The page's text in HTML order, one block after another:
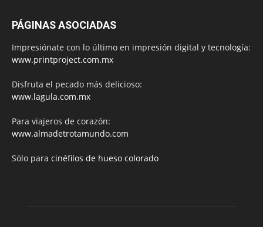
PÁGINAS ASOCIADAS
Impresiónate con lo último en impresión digital y tecnología:
www.printproject.com.mx
Disfruta el pecado más delicioso:
www.lagula.com.mx
Para viajeros de corazón:
www.almadetrotamundo.com
Sólo para cinéfilos de hueso colorado